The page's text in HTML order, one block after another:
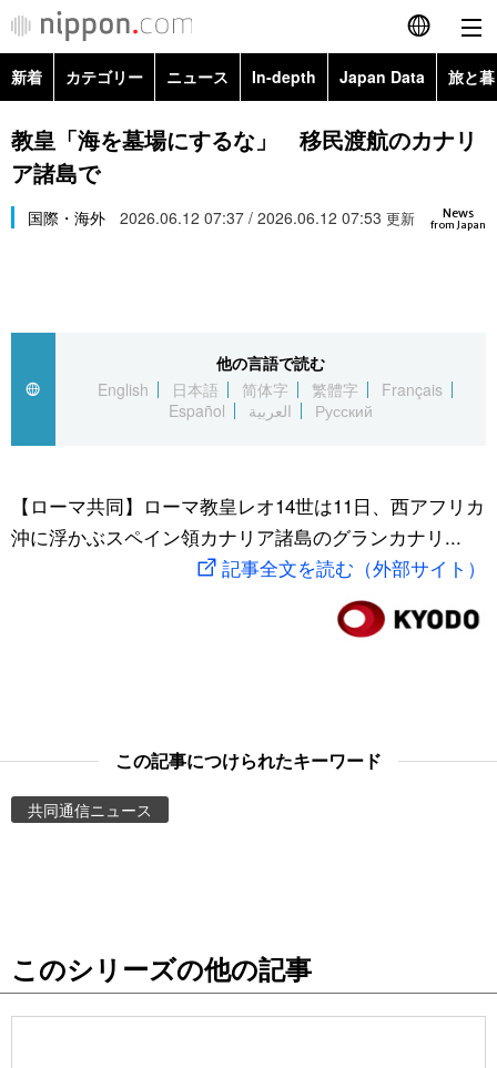
English
简体字
Русский
カテゴリー
経済・ビジネス
国際
文化
トップ
アーカイブ
In-depth
Japan Data
動画/Live
お知らせ
新着 カテゴリー ニュース In-depth Japan Data 旅と
政治・外交
経済・ビジネス
スポーツ・東京2020
Topics
教皇「海を墓場にするな」 移民渡航のカナリ
ア諸島で
News
from Japan
国際・海外 2026.06.12 07:37 / 2026.06.12 07:53 更新
他の言語で読む
English
日本語 简体字 繁體字
Français
Español
العربية Русский
【ローマ共同】ローマ教皇レオ14世は11日、西アフリカ
沖に浮かぶスペイン領カナリア諸島のグランカナリ...
記事全文を読む（外部サイト）
この記事につけられたキーワード
共同通信ニュース
このシリーズの他の記事